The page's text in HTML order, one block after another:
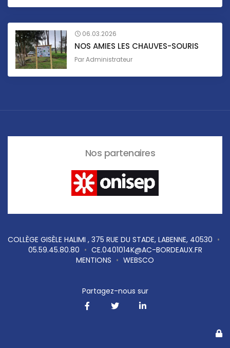
06.03.2026
NOS AMIES LES CHAUVES-SOURIS
ParAdministrateur
Nos partenaires
COLLÈGE GISÈLE HALIMI , 375 RUE DU STADE, LABENNE, 40530 •
05.59.45.80.80 • CE.0401014K@AC-BORDEAUX.FR
MENTIONS • WEBSCO
Partagez-nous sur